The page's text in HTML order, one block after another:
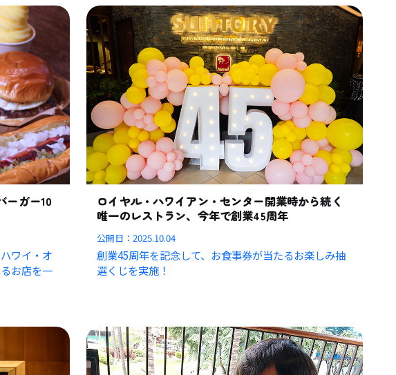
ーガー10
ワイ・オ
お店を一
ロイヤル・ハワイアン・センター開業時から続く
唯一のレストラン、今年で創業45周年
公開日：2025.10.04
創業45周年を記念して、お食事券が当たるお楽しみ抽
選くじを実施！